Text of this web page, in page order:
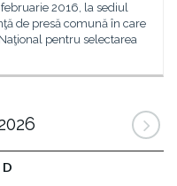
2016, la sediul
de presă comună în care
pentru selectarea
D